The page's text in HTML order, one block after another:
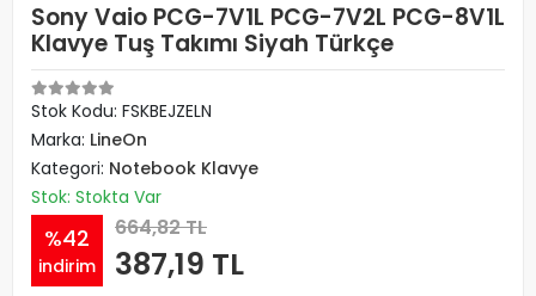
Sony Vaio PCG-7V1L PCG-7V2L PCG-8V1L
Klavye Tuş Takımı Siyah Türkçe
Stok Kodu: FSKBEJZELN
Marka: LineOn
Kategori: Notebook Klavye
Stok: Stokta Var
%42
indirim
664,82 TL
387,19 TL